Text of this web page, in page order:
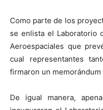
Como parte de los
se enlista el Laboratorio
Aeroespaciales que
cual representantes
firmaron un
De igual manera,